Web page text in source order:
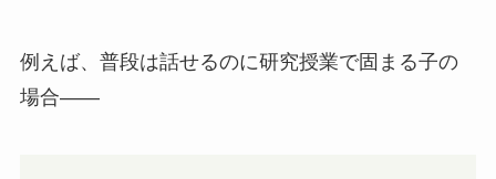
例えば、普段は話せるのに研究授業で固まる子の
場合——